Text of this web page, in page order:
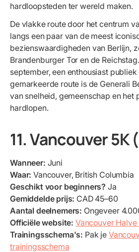
hardloopsteden ter wereld maken.
De vlakke route door het centrum
langs een paar van de meest
bezienswaardigheden van Berlijn,
Brandenburger Tor en de
september, een enthousiast
gemarkeerde route is de Generali
van snelheid, gemeenschap en het
hardlopen.
11. Vancouver 5K
Wanneer: Juni
Waar: Vancouver, British Columbia
Geschikt voor beginners? Ja
Gemiddelde prijs: CAD 45–60
Aantal deelnemers: Ongeveer
Officiële website: Vancouver
Trainingsschema's: Pak je
trainingsschema